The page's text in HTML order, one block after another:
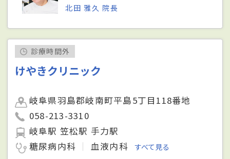
北田 雅久 院長
診療時間外
けやきクリニック
岐阜県羽島郡岐南町平島5丁目118番地
058-213-3310
岐阜駅 笠松駅 手力駅
糖尿病内科
血液内科 すべて見る